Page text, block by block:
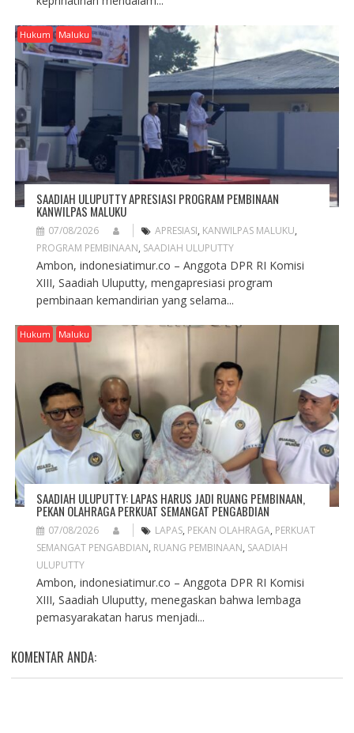
Hukum Maluku
SAADIAH ULUPUTTY APRESIASI PROGRAM PEMBINAAN
KANWILPAS MALUKU
07/08/2026 APRESIASI, KANWILPAS MALUKU,
PROGRAM PEMBINAAN, SAADIAH ULUPUTTY
Ambon, indonesiatimur.co – Anggota DPR RI Komisi
XIII, Saadiah Uluputty, mengapresiasi program
pembinaan kemandirian yang selama...
Hukum Maluku
SAADIAH ULUPUTTY: LAPAS HARUS JADI RUANG PEMBINAAN,
PEKAN OLAHRAGA PERKUAT SEMANGAT PENGABDIAN
07/08/2026 LAPAS, PEKAN OLAHRAGA, PERKUAT
SEMANGAT PENGABDIAN, RUANG PEMBINAAN, SAADIAH
ULUPUTTY
Ambon, indonesiatimur.co – Anggota DPR RI Komisi
XIII, Saadiah Uluputty, menegaskan bahwa lembaga
pemasyarakatan harus menjadi...
KOMENTAR ANDA: